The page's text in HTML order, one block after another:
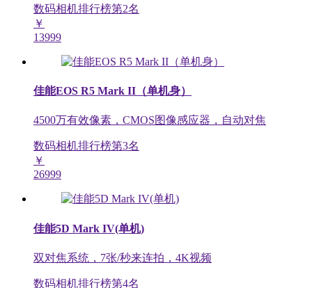
数码相机排行榜第2名
￥
13999
佳能EOS R5 Mark II（单机身）
4500万有效像素，CMOS图像感应器，自动对焦
数码相机排行榜第3名
￥
26999
佳能5D Mark IV(单机)
双对焦系统，7张/秒来连拍，4K视频
数码相机排行榜第4名